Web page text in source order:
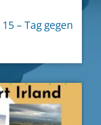
– Tag gegen